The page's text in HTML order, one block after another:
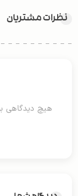
نظرات مشتریان
هیچ دیدگاهی